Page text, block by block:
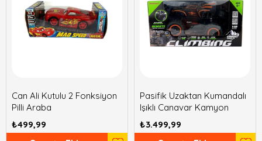
Can Ali Kutulu 2 Fonksiyon
Pilli Araba
₺499,99
Pasifik Uzaktan Kumandalı
Işıklı Canavar Kamyon
₺3.499,99